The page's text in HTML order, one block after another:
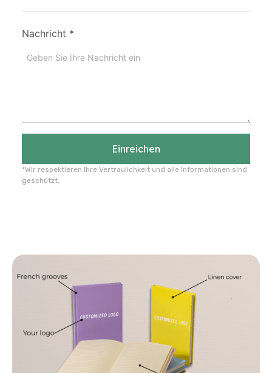
Nachricht *
Einreichen
*Wir respektieren Ihre Vertraulichkeit und alle Informationen sind
geschützt.